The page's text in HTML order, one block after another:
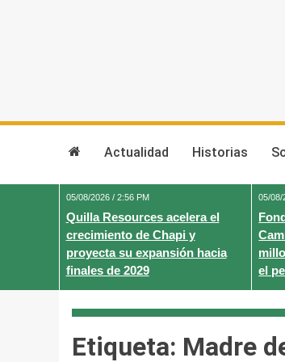
Actualidad Historias
05/08/2026 / 2:56 PM
Quilla Resources acelera el
crecimiento de Chapi y
proyecta su expansión hacia
finales de 2029
05/08/
el
Etiqueta: Madre